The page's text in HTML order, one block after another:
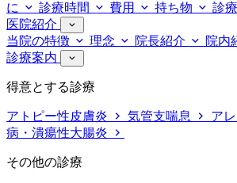
に
診療時間 費用 持ち物
診
医院紹介
当院の特徴
理念 院長紹介 院内
診療案内
得意とする診療
アトピー性皮膚炎 気管支喘息 ア
病・潰瘍性大腸炎
その他の診療